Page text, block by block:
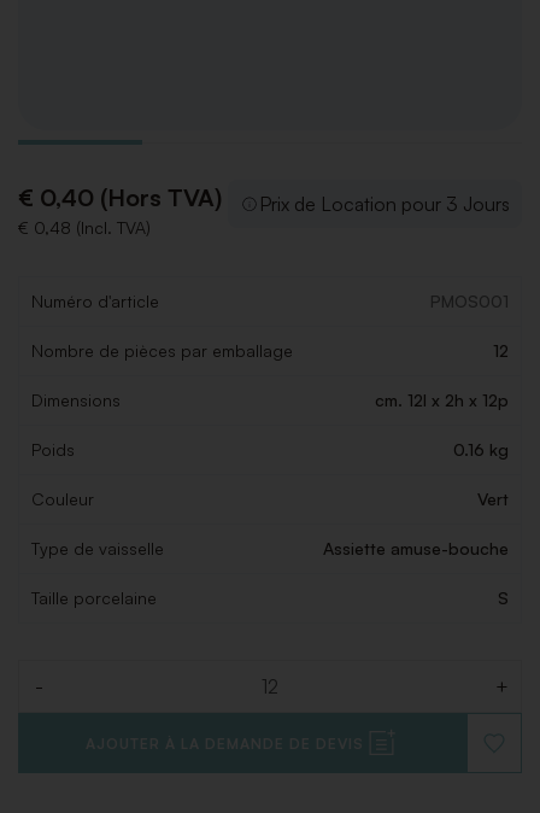
€ 0,40 (Hors TVA)
€ 0,48 (Incl. TVA)
Prix de Location pour 3 Jours
Numéro d'article PMOS001
Nombre de pièces par emballage 12
Dimensions cm. 12l x 2h x 12p
Poids 0.16 kg
Couleur Vert
Type de vaisselle Assiette amuse-bouche
Taille porcelaine S
- +
AJOUTER À LA DEMANDE DE DEVIS
À